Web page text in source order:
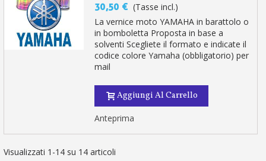
30,50 € (Tasse incl.)
La vernice moto YAMAHA in barattolo o
in bomboletta Proposta in base a
solventi Scegliete il formato e indicate il
codice colore Yamaha (obbligatorio) per
mail
Aggiungi Al Carrello
Anteprima
Visualizzati 1-14 su 14 articoli